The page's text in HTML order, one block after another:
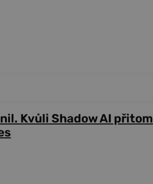
Kvůli Shadow AI přitom